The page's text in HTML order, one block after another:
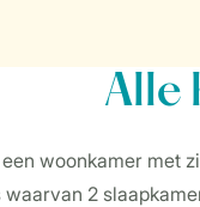
Alle
woonkamer met
2